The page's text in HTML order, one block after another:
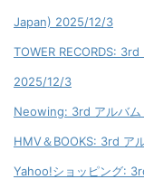
Japan) 2025/12/3
TOWER RECORDS:
2025/12/3
Neowing: 3rd アルバ
HMV＆BOOKS: 3rd ア
Yahoo!ショッピング: